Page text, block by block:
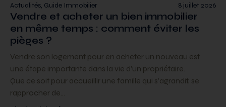
8 juillet 2026
Actualités, Guide Immobilier
Vendre et acheter un bien immobilier
en même temps : comment éviter les
pièges ?
Vendre son logement pour en acheter un nouveau est
une étape importante dans la vie d’un propriétaire.
Que ce soit pour accueillir une famille qui s’agrandit, se
rapprocher de…